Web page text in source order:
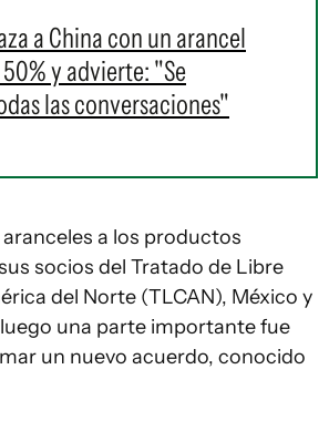
a China con un arancel
y advierte: "Se
las conversaciones"
a los productos
socios del Tratado de Libre
del Norte (TLCAN), México y
una parte importante fue
un nuevo acuerdo, conocido